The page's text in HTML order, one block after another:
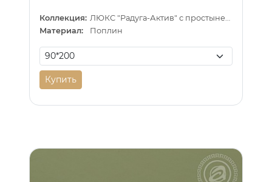
Коллекция:
Материал:
Поплин
Купить